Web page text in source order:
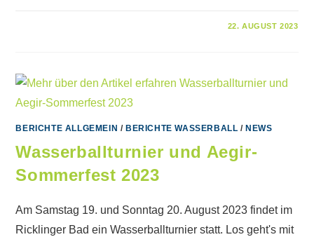
22. AUGUST 2023
BERICHTE ALLGEMEIN / BERICHTE WASSERBALL / NEWS
Wasserballturnier und Aegir-
Sommerfest 2023
Am Samstag 19. und Sonntag 20. August 2023 findet im
Ricklinger Bad ein Wasserballturnier statt. Los geht's mit